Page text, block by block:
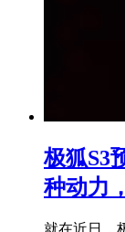
极狐S3
种动力
就在近日，